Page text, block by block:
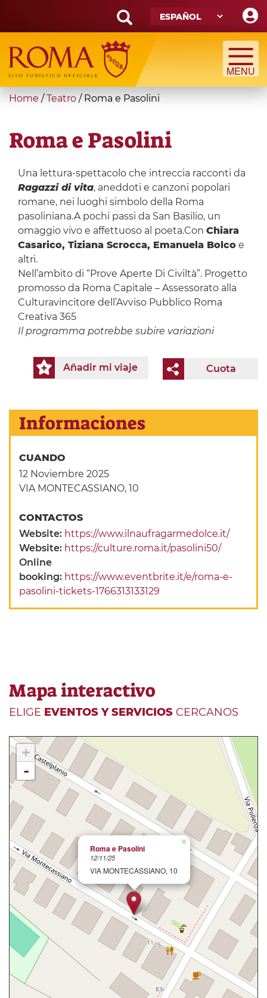
main
content
Search
form
Búsqueda
You
here
Home / Teatro / Roma e Pasolini
Roma e Pasolini
Una lettura-spettacolo che intreccia racconti da
Ragazzi di vita, aneddoti e canzoni popolari
romane, nei luoghi simbolo della Roma
pasoliniana.A pochi passi da San Basilio, un
omaggio vivo e affettuoso al poeta.Con Chiara
Casarico, Tiziana Scrocca, Emanuela Bolcoe
altri.
Nell’ambito di “Prove Aperte Di Civiltà”. Progetto
promosso da Roma Capitale – Assessorato alla
Culturavincitore dell’Avviso Pubblico Roma
Creativa 365
Il programma potrebbe subire variazioni
Cuota
Añadir mi viaje
Informaciones
CUANDO
12 Noviembre 2025
VIA MONTECASSIANO, 10
CONTACTOS
Website: https://www.ilnaufragarmedolce.it/
Website: https://culture.roma.it/pasolini50/
Online
booking: https://www.eventbrite.it/e/roma-e-
pasolini-tickets-1766313133129
Mapa interactivo
ELIGE EVENTOS Y SERVICIOS CERCANOS
×
Roma e Pasolini
12/11/25
VIA MONTECASSIANO, 10
+
-